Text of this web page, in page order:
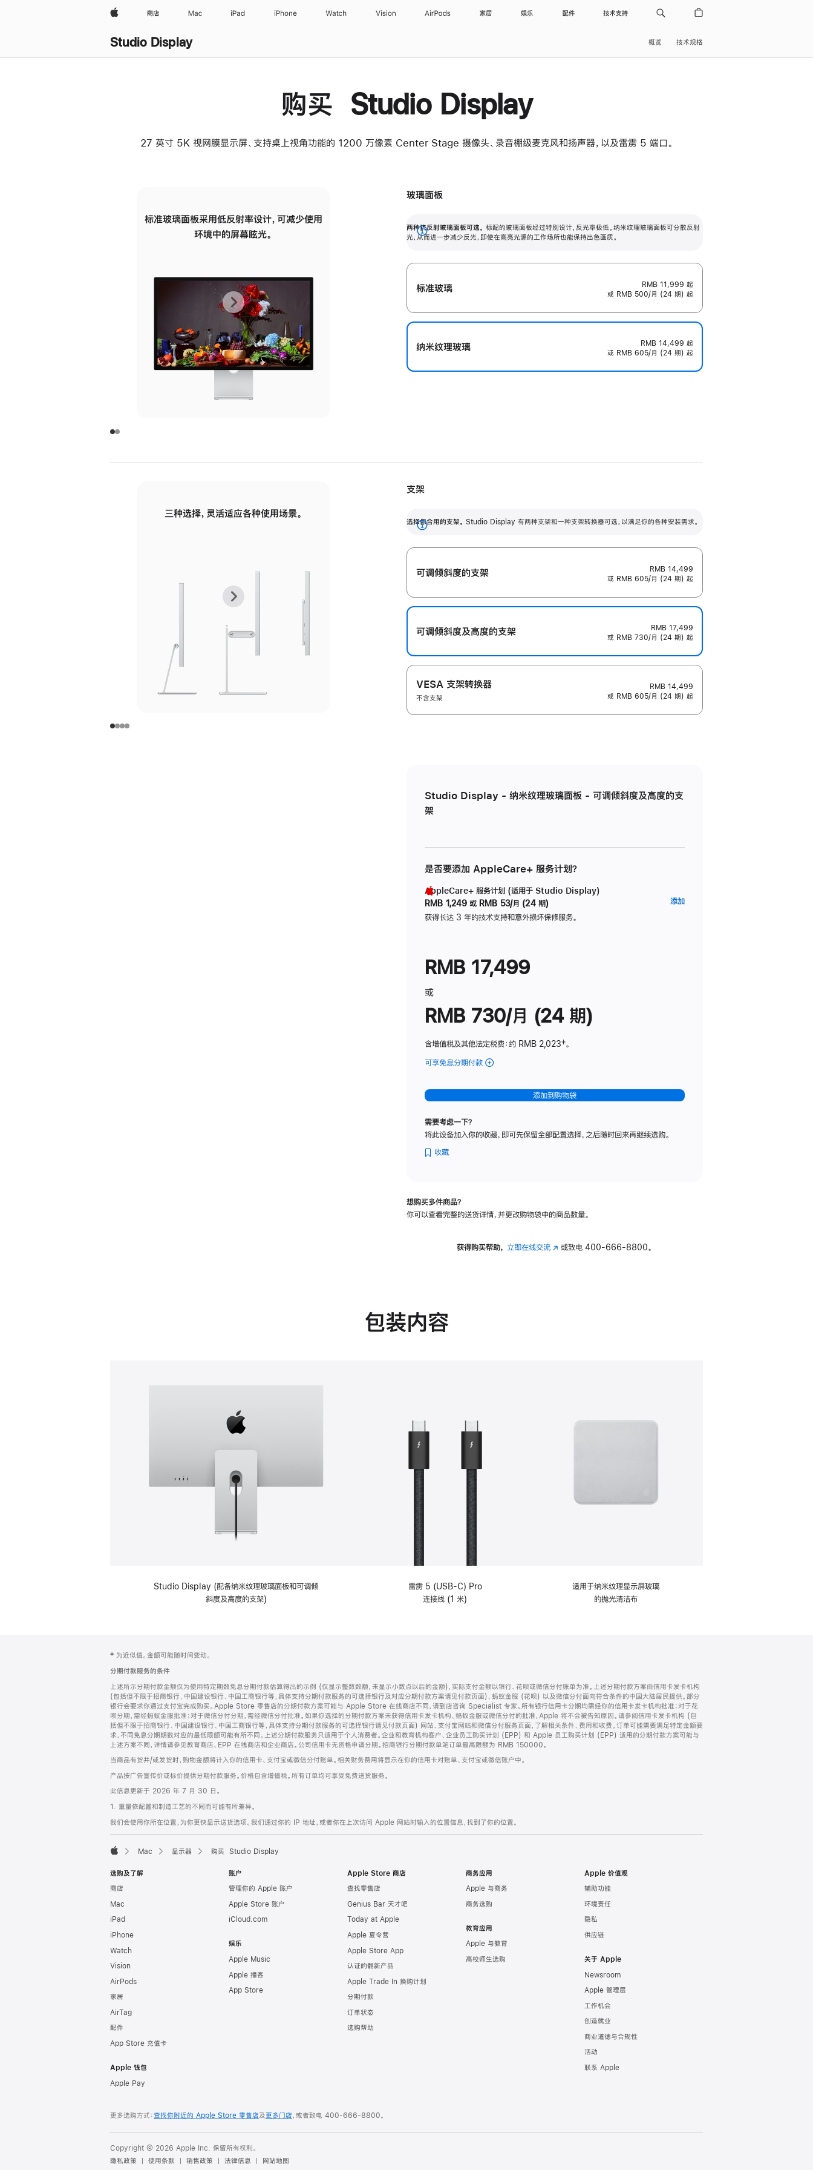
Apple 商店 Mac iPad iPhone Watch Vision AirPods 家居 娱乐 配件 技术支持
Studio Display 概览 技术规格
购买 Studio Display
27 英寸 5K 视网膜显示屏、支持桌上视角功能的 1200 万像素 Center Stage 摄像头、录音棚级麦克风和扬声器，以及雷雳 5 端口。
标准玻璃面板采用低反射率设计，可减少使用
环境中的屏幕眩光。
有高亮光源的场所使用，也能保持出色画质。
上
一
张
图
面
下
一
张
图
面
玻璃面板
两种抗反射玻璃面板可选。 标配的玻璃面板经过特别设计，反光率极低。纳米纹理玻璃面板可分散反射
光，从而进一步减少反光，即使在高亮光源的工作场所也能保持出色画质。
展
标准玻璃 RMB 11,999 起
或 RMB 500/月 (24 期) 起
纳米纹理玻璃 RMB 14,499 起
或 RMB 605/月 (24 期) 起
三种选择，灵活适应各种使用场景。
调节范围。
毫米的高度调节范围。
上
张
下
张
支架
选择你合用的支架。 Studio Display 有两种支架和一种支架转换器可选，以满足你的各种安装需求。
展
开
可调倾斜度的支架
RMB 14,499
或 RMB 605/月 (24 期) 起
可调倾斜度及高‍度的支‍架
RMB 17,499
或 RMB 730/月 (24 期) 起
VESA 支架转换器
不含支架
RMB 14,499
或 RMB 605/月 (24 期) 起
Studio Display - 纳米纹理玻璃面板 - 可调倾斜度及高度的支
架
是否要添加 AppleCare+ 服务计划？
AppleCare+ 服务计划 (适用于 Studio Display)
RMB 1,249 或 RMB 53/月 (24 期)
获得长达 3 年的技术支持和意外损坏保修服务。
添加
RMB 17,499
或
RMB 730/月 (24 期)
含增值税及其他法定税费：约 RMB 2,023脚
‡。
可享免息分期付款 (Studio
-
纳
理
可
斜
添加到购物袋
需要考虑一下？
将此设备加入你的收藏，即可先保留全部配置选择，之后随时回来再继续选购。
收藏
想购买多件商品？
你可以查看完整的送货详情，并更改购物袋中的商品数量。
获得购买帮助， 立即在线交流(在 或致电400-666-8800。
包装内容
Studio Display (配备纳米纹理玻璃面板和可调倾
斜度及高度的支架)
雷雳 5 (USB-C) Pro
连接线 (1 米)
适用于纳米纹理显示屏玻璃
的抛光清洁布
页
脚
注
‡ 为近似值。金额可能随时间变动。
分期付款服务的条件
上述所示分期付款金额仅为使用特定期数免息分期付款估算得出的示例 (仅显示整数数额，未显示小数点以后的金额)，实际支付金额以银行、花呗或微信分付账单为准。上述分期付款方案由信用卡发卡机构
(包括但不限于招商银行、中国建设银行、中国工商银行等，具体支持分期付款服务的可选择银行及对应分期付款方案请见付款页面)、蚂蚁金服 (花呗) 以及微信分付面向符合条件的中国大陆居民提供。部分
银行会要求你通过支付宝完成购买。Apple Store 零售店的分期付款方案可能与 Apple Store 在线商店不同，请到店咨询 Specialist 专家。所有银行信用卡分期均需经你的信用卡发卡机构批准；对于花
呗分期，需经蚂蚁金服批准；对于微信分付分期，需经微信分付批准。如果你选择的分期付款方案未获得信用卡发卡机构、蚂蚁金服或微信分付的批准，Apple 将不会被告知原因。请参阅信用卡发卡机构 (包
括但不限于招商银行、中国建设银行、中国工商银行等，具体支持分期付款服务的可选择银行请见付款页面) 网站、支付宝网站和微信分付服务页面，了解相关条件、费用和收费。订单可能需要满足特定金额要
求，不同免息分期期数对应的最低限额可能有所不同。上述分期付款服务只适用于个人消费者。企业和教育机构客户、企业员工购买计划 (EPP) 和 Apple 员工购买计划 (EPP) 适用的分期付款方案可能与
上述方案不同，详情请参见教育商店、EPP 在线商店和企业商店。公司信用卡无资格申请分期。招商银行分期付款单笔订单最高限额为 RMB 150000。
当商品有货并/或发货时，购物金额将计入你的信用卡、支付宝或微信分付账单。相关财务费用将显示在你的信用卡对账单、支付宝或微信账户中。
产品按广告宣传价或标价提供分期付款服务。价格包含增值税。所有订单均可享受免费送货服务。
此信息更新于 2026 年 7 月 30 日。
1. 重量依配置和制造工艺的不同而可能有所差异。
我们会使用你所在位置，为你更快显示送货选项。我们通过你的 IP 地址，或者你在上次访问 Apple 网站时输入的位置信息，找到了你的位置。
Mac 显示器 购买 Studio Display
选购及了解
商店
Mac
iPad
iPhone
Watch
Vision
AirPods
家居
AirTag
配件
App Store 充值卡
Apple 钱包
Apple Pay
账户
管理你的 Apple 账户
Apple Store 账户
iCloud.com
娱乐
Apple Music
Apple 播客
App Store
Apple Store 商店
查找零售店
Genius Bar 天才吧
Today at Apple
Apple 夏令营
Apple Store App
认证的翻新产品
Apple Trade In 换购计划
分期付款
订单状态
选购帮助
商务应用
Apple 与商务
商务选购
教育应用
Apple 与教育
高校师生选购
Apple 价值观
辅助功能
环境责任
隐私
供应链
关于 Apple
Newsroom
Apple 管理层
工作机会
创造就业
商业道德与合规性
活动
联系 Apple
更多选购方式：查找你附近的 Apple Store 零售店及更多门店，或者致电 400-666-8800。
Copyright © 2026 Apple Inc. 保留所有权利。
隐私政策
使用条款 销售政策 法律信息 网站地图